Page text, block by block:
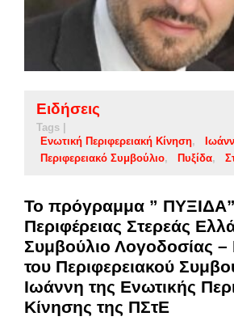
Ειδήσεις
Tags |
Ενωτική Περιφερειακή Κίνηση
Περιφερειακό Συμβούλιο
Πυξίδα
Το πρόγραμμα ”
Περιφέρειας Στερεάς
Συμβούλιο Λογοδοσίας
του Περιφερειακού
Ιωάννη της Ενωτικής
Κίνησης της ΠΣτΕ